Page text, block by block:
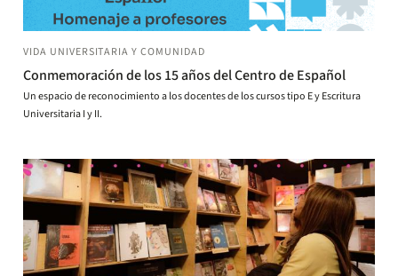
VIDA UNIVERSITARIA Y COMUNIDAD
Conmemoración de los 15 años del Centro de Español
Un espacio de reconocimiento a los docentes de los cursos tipo E y Escritura
Universitaria I y II.